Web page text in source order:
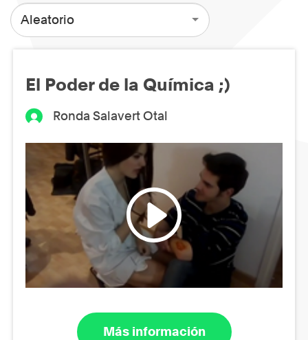
Aleatorio
El Poder de la Química ;)
Ronda Salavert Otal
Más información